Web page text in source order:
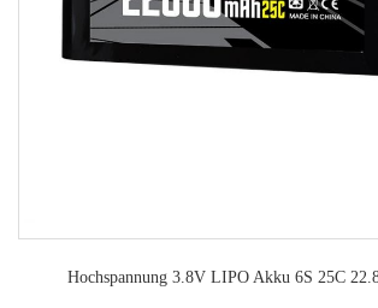
Hochspannung 3.8V LIPO Akku 6S 25C